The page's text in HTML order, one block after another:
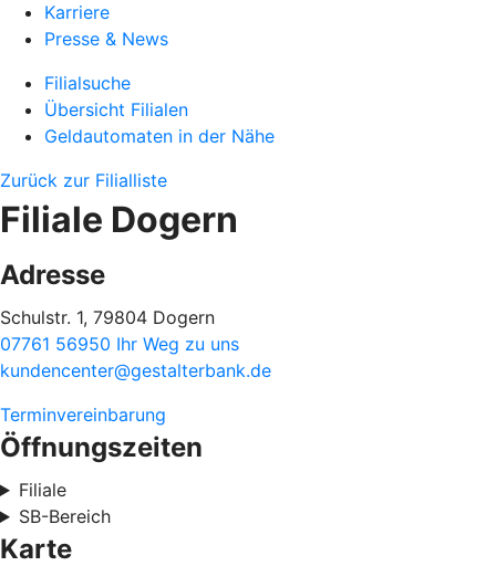
Karriere
Presse & News
Filialsuche
Übersicht Filialen
Geldautomaten in der Nähe
Zurück zur Filialliste
Filiale Dogern
Adresse
Schulstr. 1, 79804 Dogern
07761 56950 Ihr Weg zu uns
kundencenter@gestalterbank.de
Terminvereinbarung
Öffnungszeiten
Filiale
SB-Bereich
Karte